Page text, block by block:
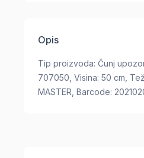
Opis
Tip proizvoda: Čunj
707050, Visina: 50 cm,
MASTER, Barcode: